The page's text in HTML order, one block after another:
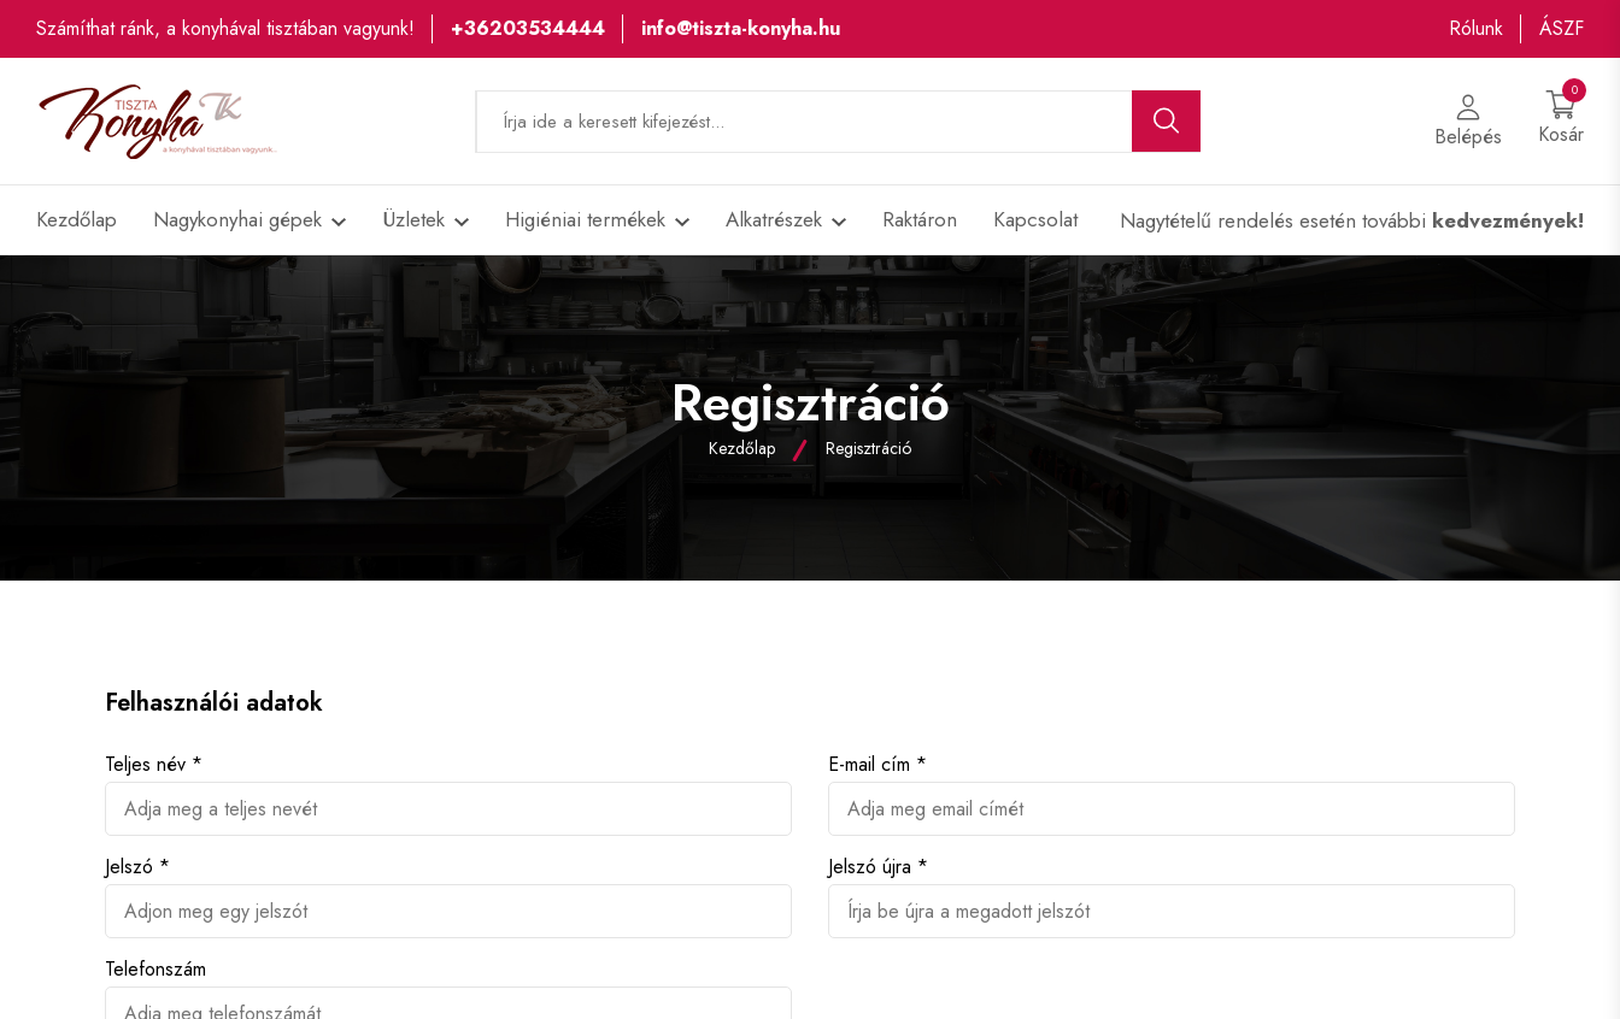
Számíthat ránk, a konyhával tisztában vagyunk! +36203534444 info@tiszta-konyha.hu Rólunk ÁSZF
Belépés Kosár
0
Kezdőlap Nagykonyhai gépek Üzletek Higiéniai termékek Alkatrészek Raktáron Kapcsolat Nagytételű rendelés esetén további kedvezmények!
Regisztráció
Kezdőlap Regisztráció
Felhasználói adatok
Teljes név * E-mail cím *
Jelszó * Jelszó újra *
Telefonszám